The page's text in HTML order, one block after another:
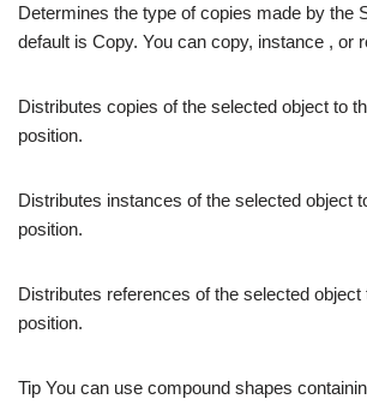
Determines the type of copies made by the
default is Copy. You can copy, instance , or
Distributes copies of the selected object to
position.
Distributes instances of the selected object
position.
Distributes references of the selected object
position.
Tip You can use compound shapes